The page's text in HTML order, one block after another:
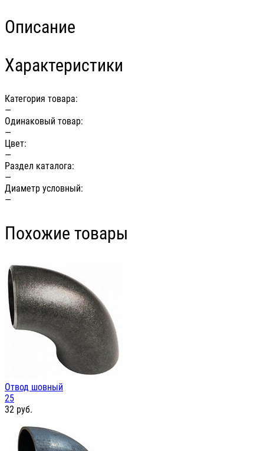
Описание
Характеристики
Категория товара:
—
Одинаковый товар:
—
Цвет:
—
Раздел каталога:
—
Диаметр условный:
—
Похожие товары
Отвод шовный
25
32 руб.